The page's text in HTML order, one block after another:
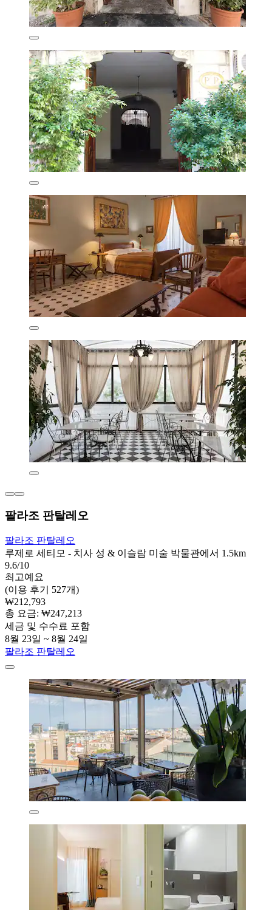
팔라조 판탈레오
팔라조 판탈레오
루제로 세티모 - 치사 성 & 이슬람 미술 박물관에서 1.5km
9.6/10
최고예요
(이용 후기 527개)
₩212,793
총 요금: ₩247,213
세금 및 수수료 포함
8월 23일 ~ 8월 24일
팔라조 판탈레오